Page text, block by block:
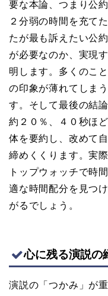
要な本論、つまり公
２分弱の時間を充て
たが最も訴えたい公
が必要なのか、実現
明します。多くのこ
の印象が薄れてしま
す。そして最後の結
約２０％、４０秒ほ
体を要約し、改めて
締めくくります。実
トップウォッチで時
適な時間配分を見つ
がるでしょう。
心に残る演説の
演説の「つかみ」が